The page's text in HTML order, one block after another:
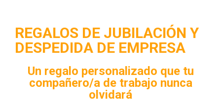
REGALOS DE JUBILACIÓN Y
DESPEDIDA DE EMPRESA
Un regalo personalizado que tu
compañero/a de trabajo nunca
olvidará